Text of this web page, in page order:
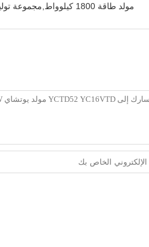
مولد طاقة 1800 كيلوواط,مجموعة توليد الكهرباء yctd52 500kva,مولد الجينات yctd52